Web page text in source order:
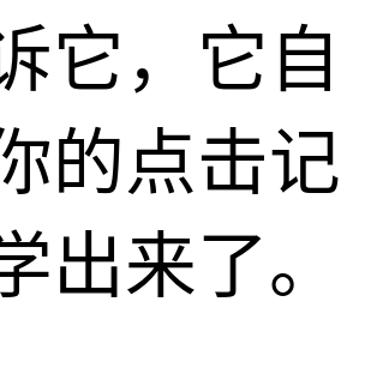
它，它自
的点击记
出来了。